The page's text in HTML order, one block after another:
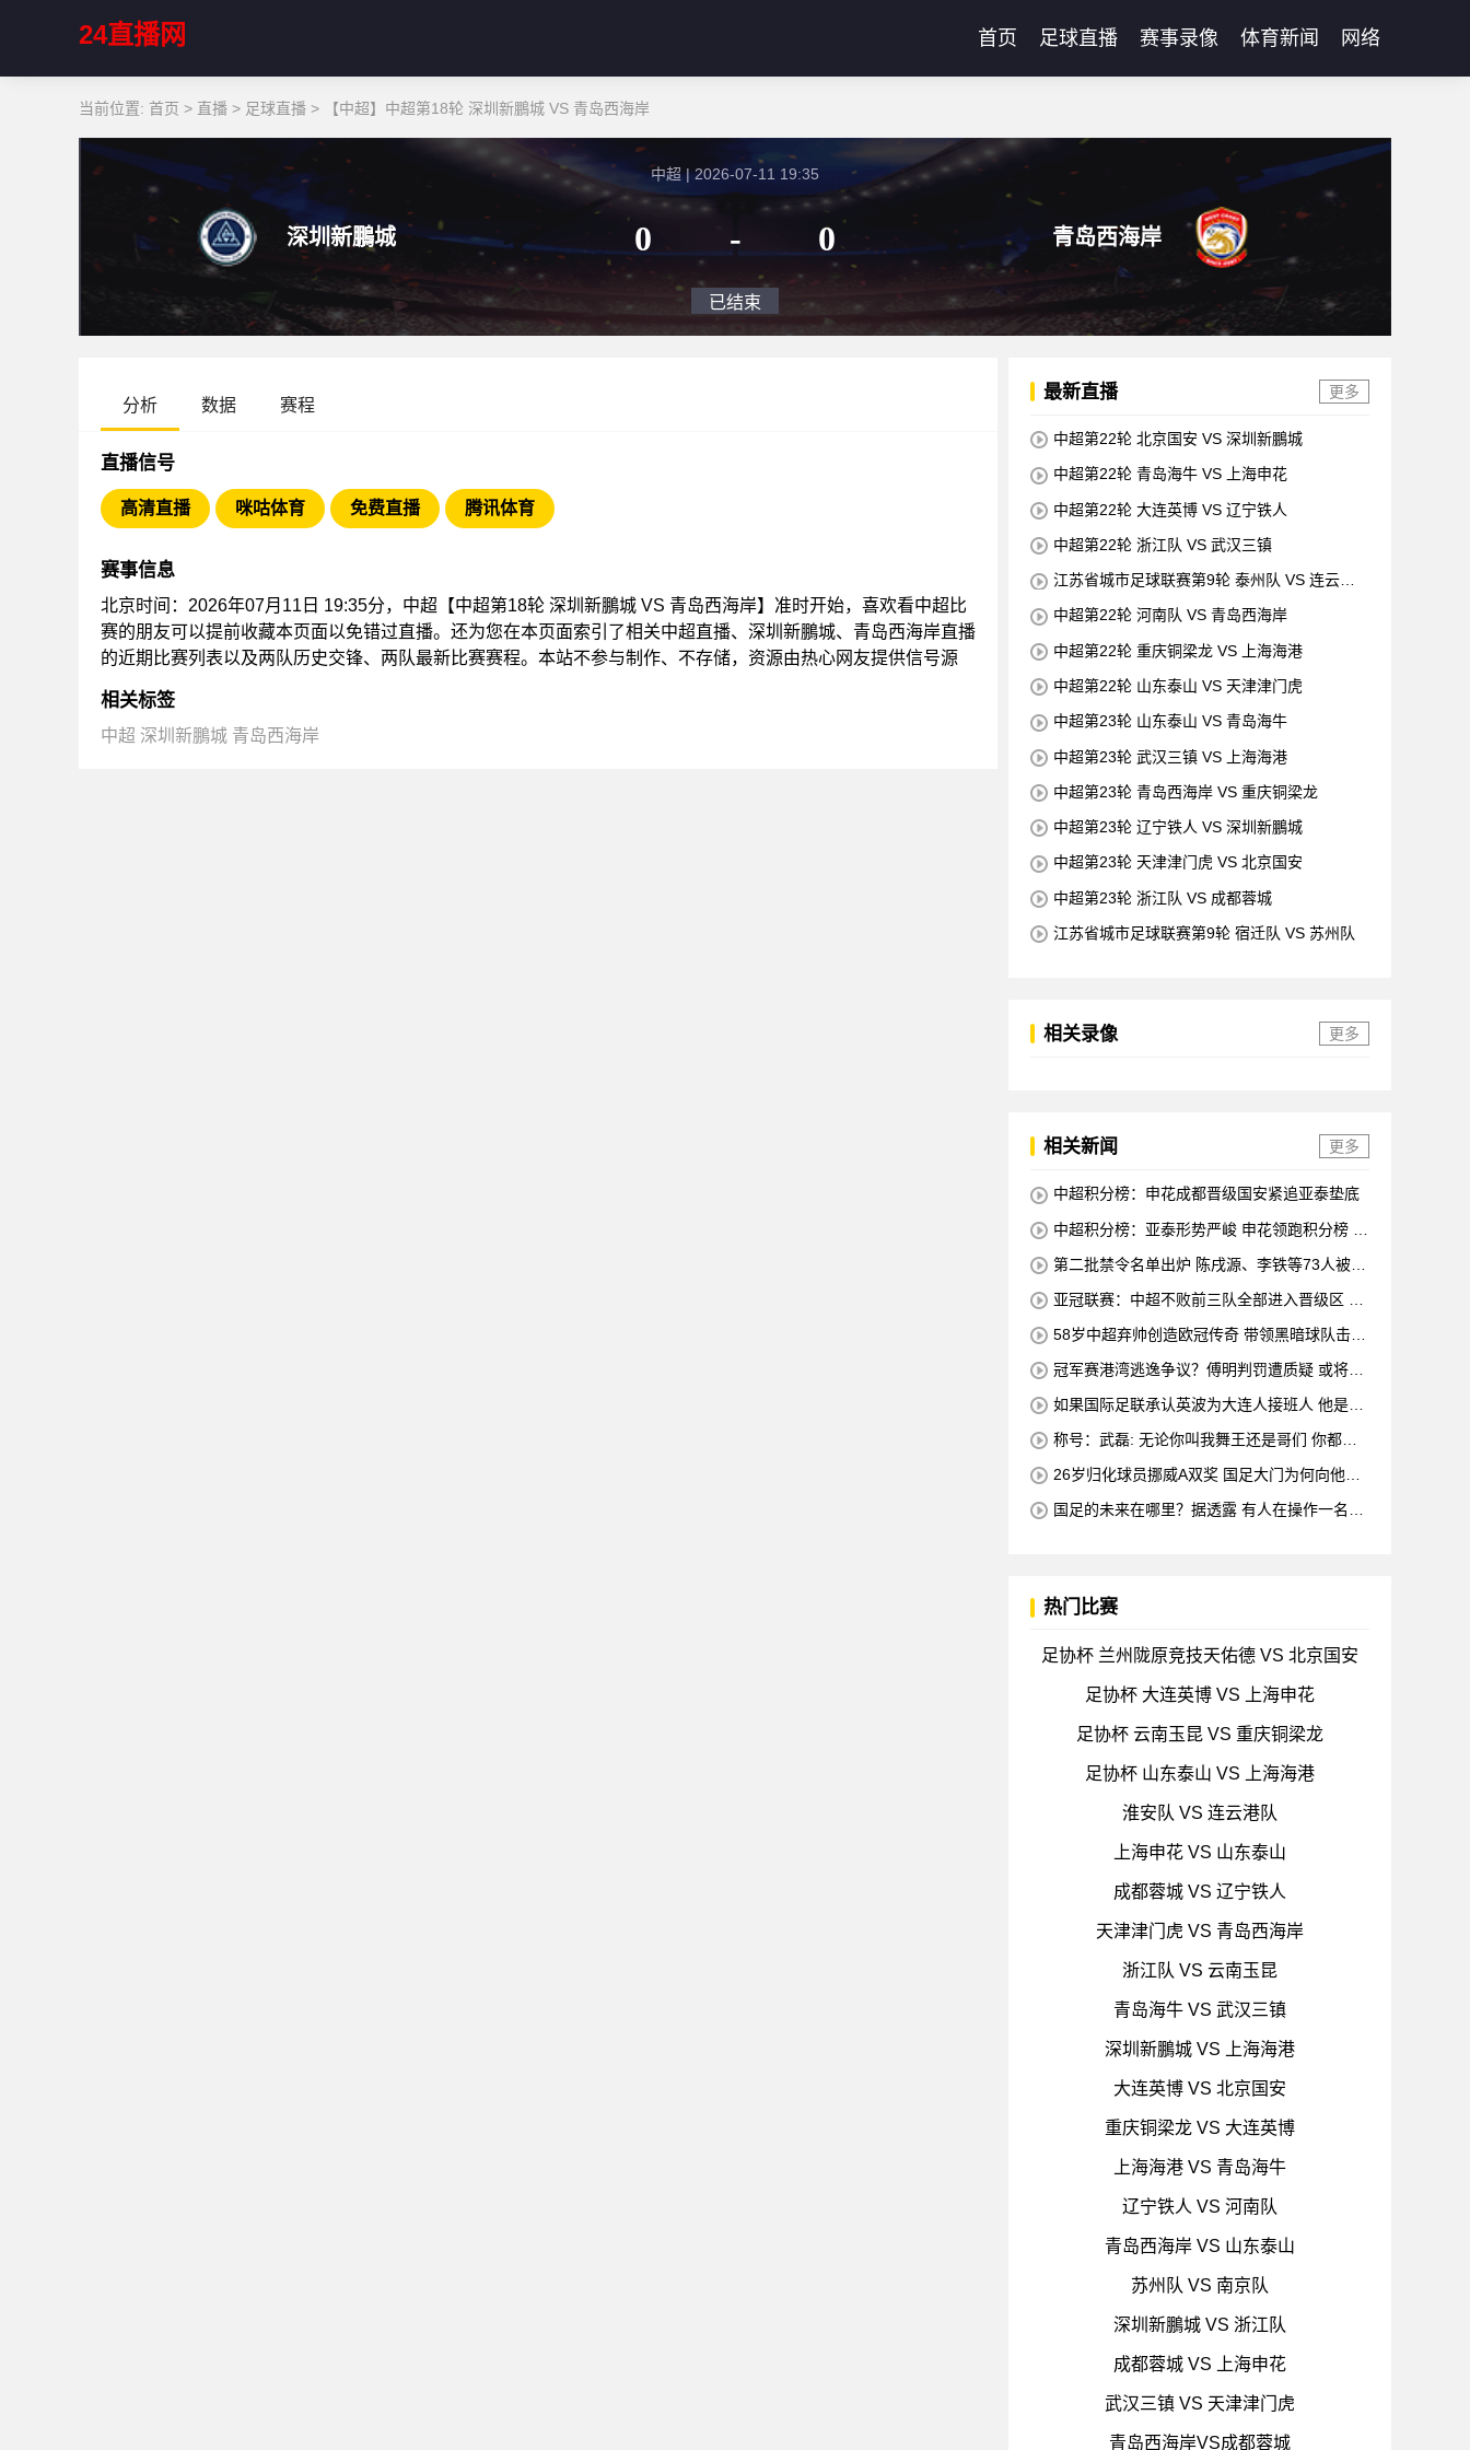
24直播网 首页 足球直播 赛事录像 体育新闻 网络
当前位置: 首页 > 直播 > 足球直播 > 【中超】中超第18轮 深圳新鵬城 VS 青岛西海岸
深圳新鵬城
中超 | 2026-07-11 19:35
0 - 0
已结束
青岛西海岸
分析 数据 赛程
直播信号
高清直播 咪咕体育 免费直播 腾讯体育
赛事信息
北京时间：2026年07月11日 19:35分，中超【中超第18轮 深圳新鵬城 VS 青岛西海岸】准时开始，喜欢看中超比
赛的朋友可以提前收藏本页面以免错过直播。还为您在本页面索引了相关中超直播、深圳新鵬城、青岛西海岸直播
的近期比赛列表以及两队历史交锋、两队最新比赛赛程。本站不参与制作、不存储，资源由热心网友提供信号源
相关标签
中超 深圳新鵬城 青岛西海岸
最新直播 更多
中超第22轮 北京国安 VS 深圳新鵬城
中超第22轮 青岛海牛 VS 上海申花
中超第22轮 大连英博 VS 辽宁铁人
中超第22轮 浙江队 VS 武汉三镇
江苏省城市足球联赛第9轮 泰州队 VS 连云港
中超第22轮 河南队 VS 青岛西海岸
中超第22轮 重庆铜梁龙 VS 上海海港
中超第22轮 山东泰山 VS 天津津门虎
中超第23轮 山东泰山 VS 青岛海牛
中超第23轮 武汉三镇 VS 上海海港
中超第23轮 青岛西海岸 VS 重庆铜梁龙
中超第23轮 辽宁铁人 VS 深圳新鵬城
中超第23轮 天津津门虎 VS 北京国安
中超第23轮 浙江队 VS 成都蓉城
江苏省城市足球联赛第9轮 宿迁队 VS 苏州队
相关录像 更多
相关新闻 更多
中超积分榜：申花成都晋级国安紧追亚泰垫底
中超积分榜：亚泰形势严峻 申花领跑积分榜 三
第二批禁令名单出炉 陈戌源、李铁等73人被终
亚冠联赛：中超不败前三队全部进入晋级区 申
58岁中超弃帅创造欧冠传奇 带领黑暗球队击败
冠军赛港湾逃逸争议？傅明判罚遭质疑 或将改
如果国际足联承认英波为大连人接班人 他是否
称号：武磊: 无论你叫我舞王还是哥们 你都会
26岁归化球员挪威A双奖 国足大门为何向他关
国足的未来在哪里？据透露 有人在操作一名归
热门比赛
足协杯 兰州陇原竞技天佑德 VS 北京国安
足协杯 大连英博 VS 上海申花
足协杯 云南玉昆 VS 重庆铜梁龙
足协杯 山东泰山 VS 上海海港
淮安队 VS 连云港队
上海申花 VS 山东泰山
成都蓉城 VS 辽宁铁人
天津津门虎 VS 青岛西海岸
浙江队 VS 云南玉昆
青岛海牛 VS 武汉三镇
深圳新鵬城 VS 上海海港
大连英博 VS 北京国安
重庆铜梁龙 VS 大连英博
上海海港 VS 青岛海牛
辽宁铁人 VS 河南队
青岛西海岸 VS 山东泰山
苏州队 VS 南京队
深圳新鵬城 VS 浙江队
成都蓉城 VS 上海申花
武汉三镇 VS 天津津门虎
青岛西海岸VS成都蓉城